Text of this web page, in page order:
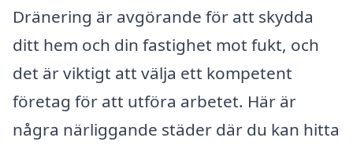
Dränering är avgörande för att skydda
ditt hem och din fastighet mot fukt, och
det är viktigt att välja ett kompetent
företag för att utföra arbetet. Här är
några närliggande städer där du kan hitta